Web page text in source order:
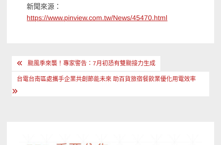
新聞來源：
https://www.pinview.com.tw/News/45470.html
文
章
導
颱風季來襲！專家警告：7月初恐有雙颱接力生成
台電台南區處攜手企業共創節能未來 助百貨旅宿餐飲業優化用電效率